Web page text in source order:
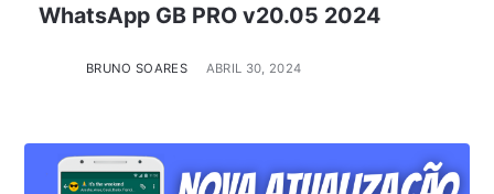
WhatsApp GB PRO v20.05 2024
BRUNO SOARES ABRIL 30, 2024